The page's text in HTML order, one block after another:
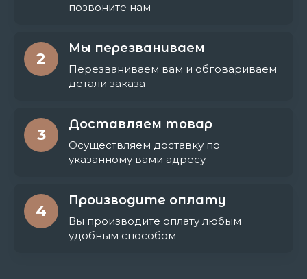
позвоните нам
2
Мы перезваниваем
Перезваниваем вам и обговариваем
детали заказа
3
Доставляем товар
Осуществляем доставку по
указанному вами адресу
4
Производите оплату
Вы производите оплату любым
удобным способом